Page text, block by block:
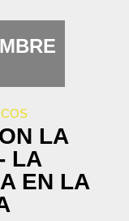
LA
LA
EN LA